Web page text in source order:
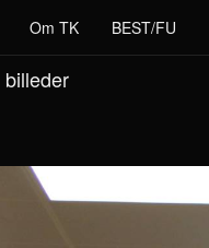
Om TK BEST/FU
billeder